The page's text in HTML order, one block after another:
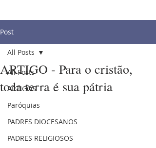
Post
All Posts
ARTIGOS
Paróquias
PADRES DIOCESANOS
PADRES RELIGIOSOS
All Posts
ARTIGO - Para o cristão,
toda terra é sua pátria